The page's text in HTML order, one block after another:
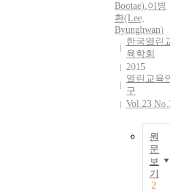
Bootae),이병
환(Lee,
Byunghwan)
한국열린
육학회
2015
열린교육
구
Vol.23
원
문
보
기
2